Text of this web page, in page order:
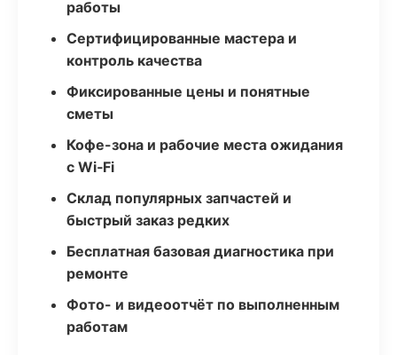
работы
Сертифицированные мастера и
контроль качества
Фиксированные цены и понятные
сметы
Кофе-зона и рабочие места ожидания
с Wi‑Fi
Склад популярных запчастей и
быстрый заказ редких
Бесплатная базовая диагностика при
ремонте
Фото- и видеоотчёт по выполненным
работам